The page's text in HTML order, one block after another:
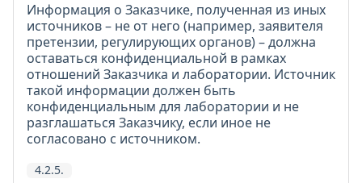
Информация о Заказчике, полученная из иных
источников – не от него (например, заявителя
претензии, регулирующих органов) – должна
оставаться конфиденциальной в рамках
отношений Заказчика и лаборатории. Источник
такой информации должен быть
конфиденциальным для лаборатории и не
разглашаться Заказчику, если иное не
согласовано с источником.
4.2.5.